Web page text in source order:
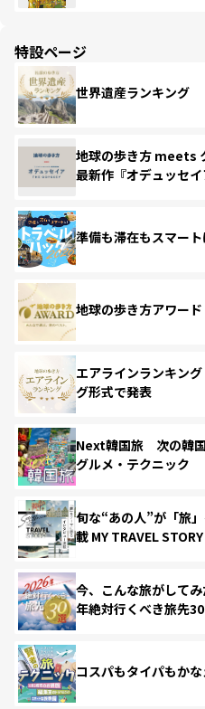
特設ページ
世界遺産ランキング
地球の歩き方 meets
最新作『オデュッセイ
準備も滞在もスマー
地球の歩き方アワー
エアラインランキン
グ形式で発表
Next韓国旅 次の韓国
グルメ・テクニック
旬な“あの人”が「旅
載 MY TRAVEL STORY
今、こんな旅がして
年絶対行くべき旅先30
コスパもタイパもか